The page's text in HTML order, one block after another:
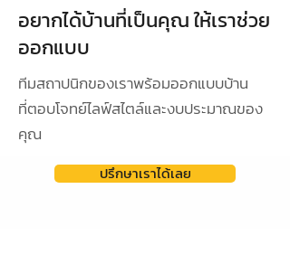
อยากได้บ้านที่เป็นคุณ ให้เราช่วย
ออกแบบ
ทีมสถาปนิกของเราพร้อมออกแบบบ้าน
ที่ตอบโจทย์ไลฟ์สไตล์และงบประมาณของ
คุณ
ปรึกษาเราได้เลย